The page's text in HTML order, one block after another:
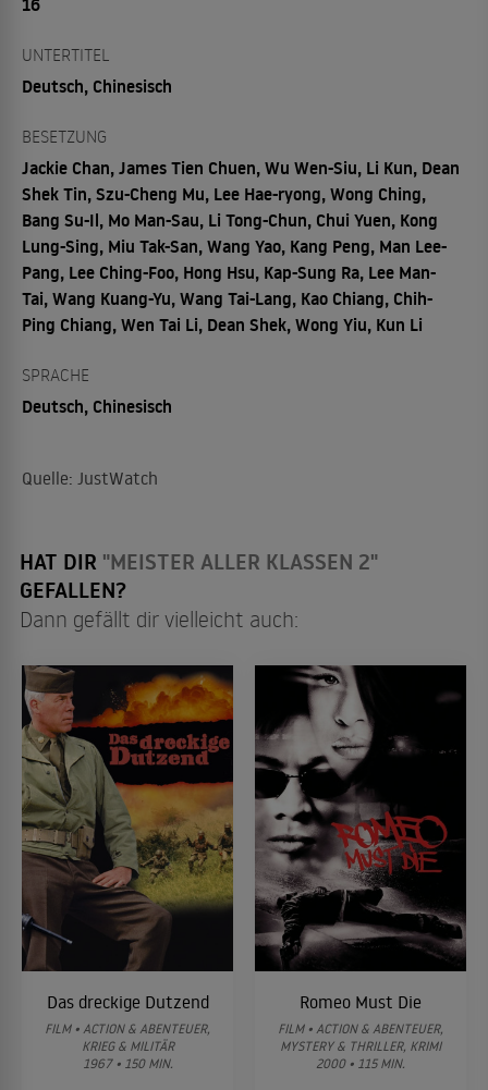
UNTERTITEL
Deutsch, Chinesisch
BESETZUNG
Jackie Chan, James Tien Chuen, Wu Wen-Siu, Li Kun, Dean
Shek Tin, Szu-Cheng Mu, Lee Hae-ryong, Wong Ching,
Bang Su-Il, Mo Man-Sau, Li Tong-Chun, Chui Yuen, Kong
Lung-Sing, Miu Tak-San, Wang Yao, Kang Peng, Man Lee-
Pang, Lee Ching-Foo, Hong Hsu, Kap-Sung Ra, Lee Man-
Tai, Wang Kuang-Yu, Wang Tai-Lang, Kao Chiang, Chih-
Ping Chiang, Wen Tai Li, Dean Shek, Wong Yiu, Kun Li
SPRACHE
Deutsch, Chinesisch
Quelle: JustWatch
HAT DIR "MEISTER ALLER KLASSEN 2"
GEFALLEN?
Dann gefällt dir vielleicht auch:
Das dreckige Dutzend
FILM • ACTION & ABENTEUER,
KRIEG & MILITÄR
1967 • 150 MIN.
Romeo Must Die
FILM • ACTION & ABENTEUER,
MYSTERY & THRILLER, KRIMI
2000 • 115 MIN.